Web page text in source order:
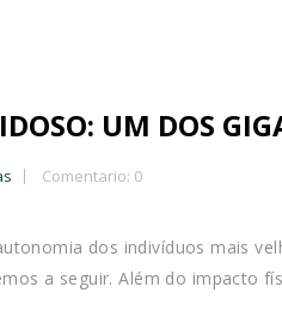
UM DOS
Comentario: 0
dos indivíduos mais
a seguir. Além do impacto